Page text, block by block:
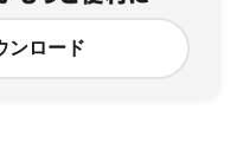
ンロード